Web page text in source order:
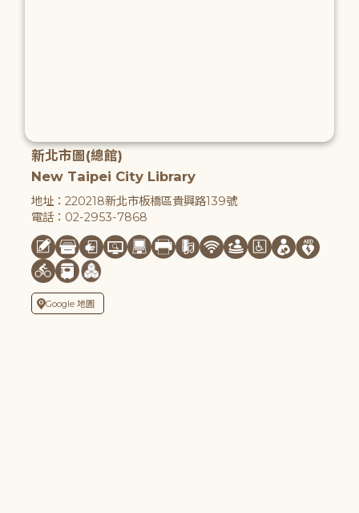
新北市圖(總館)
New Taipei City Library
地址：220218新北市板橋區貴興路139號
電話：02-2953-7868
Google 地圖